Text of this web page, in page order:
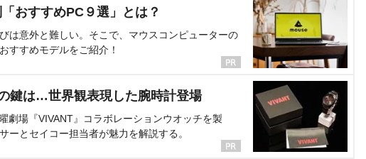
おすすめPC９選」とは？
は意外と難しい。そこで、マウスコンピューターの
すすめモデルをご紹介！
鍵は…世界観表現した腕時計登場
劇場『VIVANT』コラボレーションウオッチを製
ーとセイコー担当者が魅力を解説する。